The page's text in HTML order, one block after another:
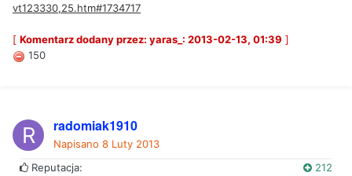
vt123330,25.htm#1734717
[ Komentarz dodany przez: yaras_: 2013-02-13, 01:39 ]
150
radomiak1910
Napisano 8 Luty 2013
Reputacja:
212